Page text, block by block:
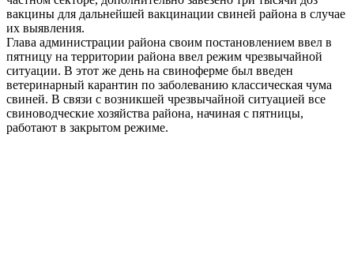
вакцины для дальнейшей вакцинации свиней района в случае
их выявления.
Глава администрации района своим постановлением ввел в
пятницу на территории района ввел режим чрезвычайной
ситуации. В этот же день на свиноферме был введен
ветеринарный карантин по заболеванию классическая чума
свиней. В связи с возникшей чрезвычайной ситуацией все
свиноводческие хозяйства района, начиная с пятницы,
работают в закрытом режиме.